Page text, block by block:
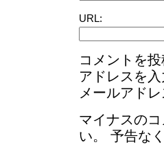
URL:
コメントを
アドレスを入
メールアド
マイナスの
い。 予告な